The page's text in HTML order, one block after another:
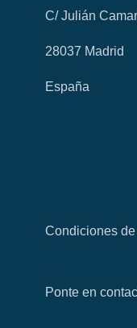
C/ Julián
28037 Madrid
España
Condiciones
Ponte en